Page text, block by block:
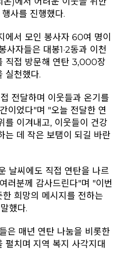
사를 진행했다.
에서 모인 봉사자 60여 명이
사자들은 대봉1·2동과 이천
직접 방문해 연탄 3,000장
실천했다.
전달하며 이웃들과 온기를
이었다"며 "오늘 전달한 연
를 이겨내고, 이웃들이 건강
는 데 작은 보탬이 되길 바란
날씨에도 직접 연탄을 나르
러분께 감사드린다"며 "이번
희망의 메시지를 전하는
했다.
은 매년 연탄 나눔을 비롯한
펼치며 지역 복지 사각지대